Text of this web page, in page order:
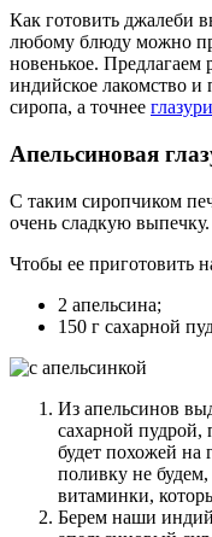
Как готовить джалеби
любому блюду можно
новенькое. Предлагаем
индийское лакомство и
сиропа, а точнее глазури
Апельсиновая
С таким сиропчиком
очень сладкую выпечку.
Чтобы ее приготовить
2 апельсина;
150 г сахарной
Из апельсинов
сахарной пудрой,
будет похожей на
поливку не
витаминки,
Берем наши